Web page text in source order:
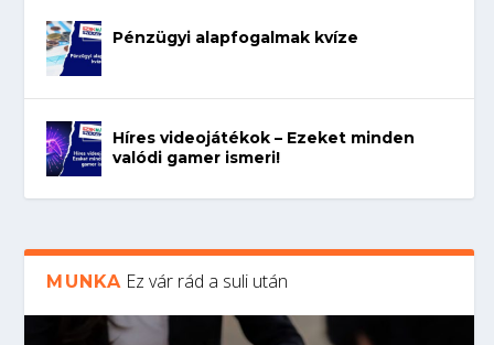
Pénzügyi alapfogalmak kvíze
Híres videojátékok – Ezeket minden
valódi gamer ismeri!
MUNKA Ez vár rád a suli után